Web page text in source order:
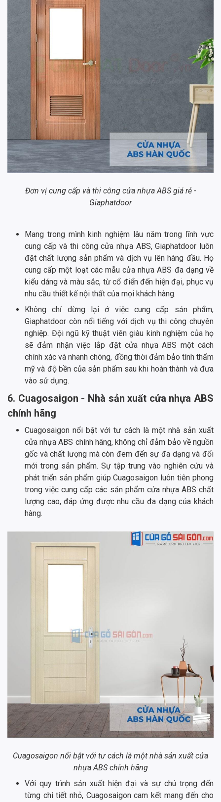
Đơn vị cung cấp và thi công cửa nhựa ABS giá rẻ -
Giaphatdoor
Mang trong mình kinh nghiệm lâu năm trong lĩnh vực
cung cấp và thi công cửa nhựa ABS, Giaphatdoor luôn
đặt chất lượng sản phẩm và dịch vụ lên hàng đầu. Họ
cung cấp một loạt các mẫu cửa nhựa ABS đa dạng về
kiểu dáng và màu sắc, từ cổ điển đến hiện đại, phục vụ
nhu cầu thiết kế nội thất của mọi khách hàng.
Không chỉ dừng lại ở việc cung cấp sản phẩm,
Giaphatdoor còn nổi tiếng với dịch vụ thi công chuyên
nghiệp. Đội ngũ kỹ thuật viên giàu kinh nghiệm của họ
sẽ đảm nhận việc lắp đặt cửa nhựa ABS một cách
chính xác và nhanh chóng, đồng thời đảm bảo tính thẩm
mỹ và độ bền của sản phẩm sau khi hoàn thành và đưa
vào sử dụng.
6. Cuagosaigon - Nhà sản xuất cửa nhựa ABS
chính hãng
Cuagosaigon nổi bật với tư cách là một nhà sản xuất
cửa nhựa ABS chính hãng, không chỉ đảm bảo về nguồn
gốc và chất lượng mà còn đem đến sự đa dạng và đổi
mới trong sản phẩm. Sự tập trung vào nghiên cứu và
phát triển sản phẩm giúp Cuagosaigon luôn tiên phong
trong việc cung cấp các sản phẩm cửa nhựa ABS chất
lượng cao, đáp ứng được nhu cầu đa dạng của khách
hàng.
Cuagosaigon nổi bật với tư cách là một nhà sản xuất cửa
nhựa ABS chính hãng
Với quy trình sản xuất hiện đại và sự chú trọng đến
từng chi tiết nhỏ, Cuagosaigon cam kết mang đến cho